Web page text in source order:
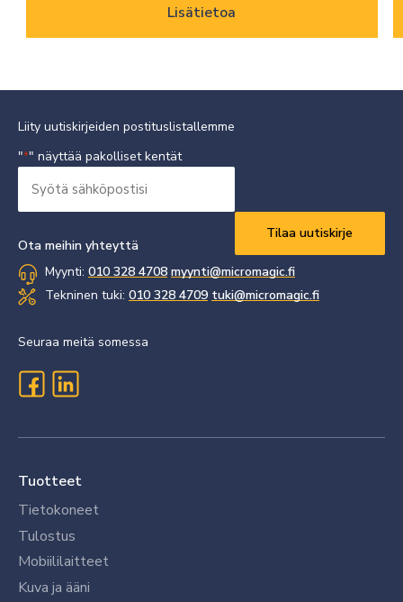
Lisätietoa
Liity uutiskirjeiden postituslistallemme
"*" näyttää pakolliset kentät
sähköpostisi
Ota meihin yhteyttä
Myynti: 010 328 4708 myynti@micromagic.fi
Tekninen tuki: 010 328 4709 tuki@micromagic.fi
Seuraa meitä somessa
Tuotteet
Tietokoneet
Tulostus
Mobiililaitteet
Kuva ja ääni